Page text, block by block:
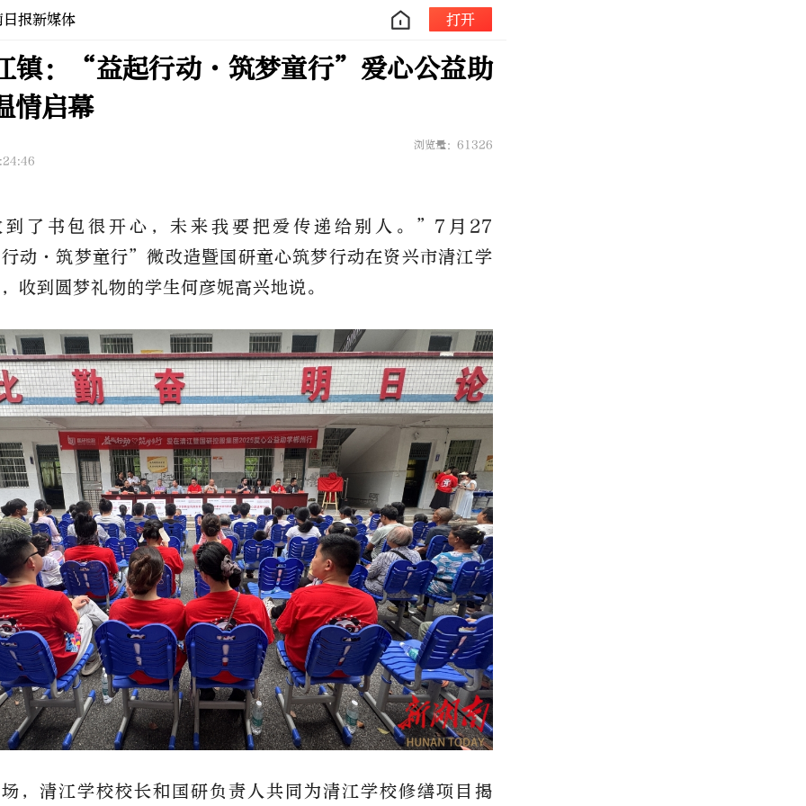
日报新媒体 打开
镇：“益起行动·筑梦童行”爱心公益助
情启幕
浏览量：61326
了书包很开心，未来我要把爱传递给别人 。 ” 7月27
动 ·筑梦童行”微改造暨国研童心筑梦行动在资兴市清江学
收到圆梦礼物的学生何彦妮高兴地说。
，清江学校校长和国研负责人共同为清江学校修缮项目揭